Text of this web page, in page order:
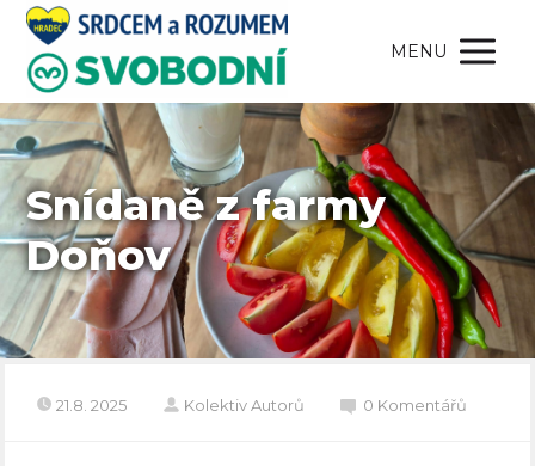
MENU
Snídaně z farmy
Doňov
21.8. 2025 Kolektiv Autorů 0 Komentářů